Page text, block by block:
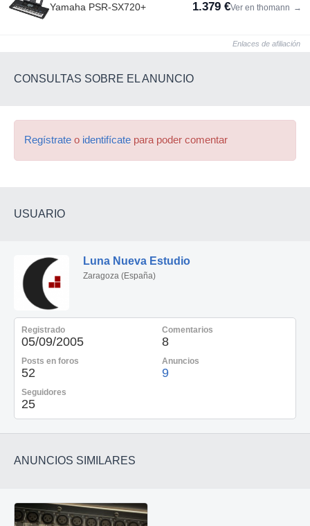
Yamaha PSR-SX720+ 1.379 €Ver en thomann →
Enlaces de afiliación
CONSULTAS SOBRE EL ANUNCIO
Regístrate o identifícate para poder comentar
USUARIO
Luna Nueva Estudio
Zaragoza (España)
Registrado
05/09/2005
Comentarios
8
Posts en foros
52
Anuncios
9
Seguidores
25
ANUNCIOS SIMILARES